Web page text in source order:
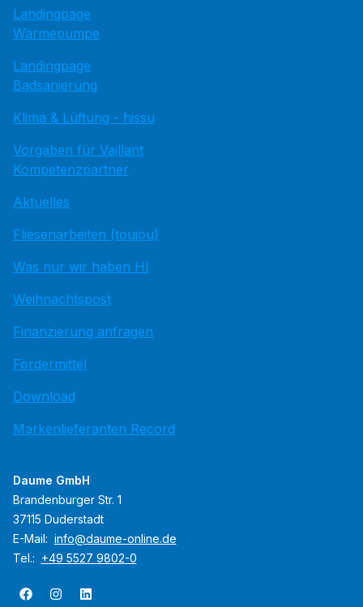
Landingpage
Wärmepumpe
Landingpage
Badsanierung
Klima & Lüftung - hissu
Vorgaben für Vaillant
Kompetenzpartner
Aktuelles
Fliesenarbeiten (toujou)
Was nur wir haben HI
Weihnachtspost
Finanzierung anfragen
Fördermittel
Download
Markenlieferanten Record
Daume GmbH
Brandenburger Str. 1
37115 Duderstadt
E-Mail: info@daume-online.de
Tel.: +49 5527 9802-0